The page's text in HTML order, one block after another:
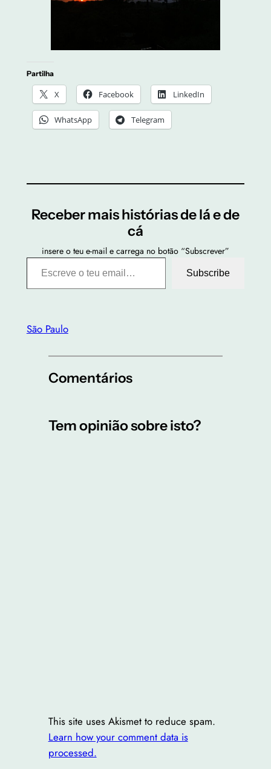
Partilha
X Facebook LinkedIn
WhatsApp Telegram
Receber mais histórias de lá e de
cá
insere o teu e-mail e carrega no botão “Subscrever”
Escreve o teu email…
Subscribe
São Paulo
Comentários
Tem opinião sobre isto?
This site uses Akismet to reduce spam.
Learn how your comment data is
processed.